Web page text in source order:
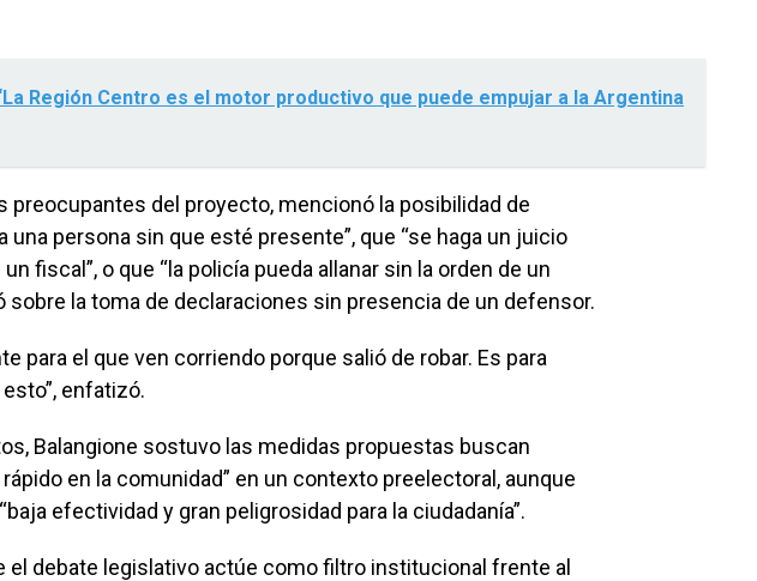
Región Centro es el motor productivo que puede empujar a la Argentina
preocupantes del proyecto, mencionó la posibilidad de
una persona sin que esté presente”, que “se haga un juicio
fiscal”, o que “la policía pueda allanar sin la orden de un
sobre la toma de declaraciones sin presencia de un defensor.
para el que ven corriendo porque salió de robar. Es para
enfatizó.
Balangione sostuvo las medidas propuestas buscan
en la comunidad” en un contexto preelectoral, aunque
efectividad y gran peligrosidad para la ciudadanía”.
el debate legislativo actúe como filtro institucional frente al